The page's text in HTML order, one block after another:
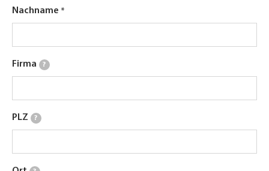
Nachname
Firma ?
PLZ ?